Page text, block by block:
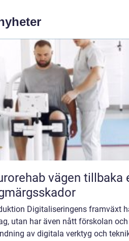
tillbaka efter hjärn- och
Digitaliseringens framväxt
utan har även nått förskolan
av digitala verktyg och